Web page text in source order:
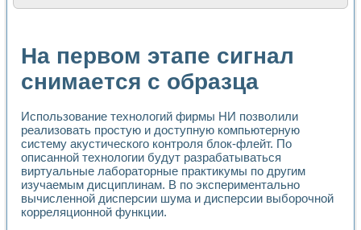
Расчет переноса аэрозоля и выпадения осадка в
Применение NI VISION для геометрического анализа в
Система температурной стабилизации
Управление движением с помощью программно -
Система управления асинхронным тиристорным
Лазерный профилометр
Применение средств NATIONAL INSTRUMENTS для
Разработка автоматизированного стенда для
Автоматизированный стенд рентгеновской диагностики
Высокочувствительные оптоэлектронные
Установка для измерения диэлектрических свойств
На первом этапе сигнал
снимается с образца
Использование технологий фирмы НИ позволили
реализовать простую и доступную компьютерную
систему акустического контроля блок-флейт. По
описанной технологии будут разрабатываться
виртуальные лабораторные практикумы по другим
изучаемым дисциплинам. В по экспериментально
вычисленной дисперсии шума и дисперсии выборочной
корреляционной функции.